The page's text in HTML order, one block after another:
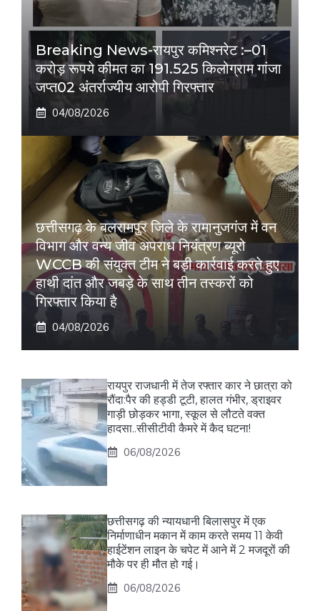
Breaking News-रायपुर कमिश्नरेट :–01
करोड़ रूपये कीमत का 191.525 किलोग्राम गांजा
जप्त02 अंतर्राज्यीय आरोपी गिरफ्तार
04/08/2026
छत्तीसगढ़ के बलरामपुर जिले के रामानुजगंज में वन
विभाग और वन्य जीव अपराध नियंत्रण ब्यूरो
WCCB की संयुक्त टीम ने बड़ी कार्रवाई करते हुए
हाथी दांत और जबड़े के साथ तीन तस्करों को
गिरफ्तार किया है
04/08/2026
रायपुर राजधानी में तेज रफ्तार कार ने छात्रा को
रौंदा:पैर की हड्डी टूटी, हालत गंभीर, ड्राइवर
गाड़ी छोड़कर भागा, स्कूल से लौटते वक्त
हादसा..सीसीटीवी कैमरे में कैद घटना!
06/08/2026
छत्तीसगढ़ की न्यायधानी बिलासपुर में एक
निर्माणाधीन मकान में काम करते समय 11 केवी
हाईटेंशन लाइन के चपेट में आने में 2 मजदूरों की
मौके पर ही मौत हो गई।
06/08/2026